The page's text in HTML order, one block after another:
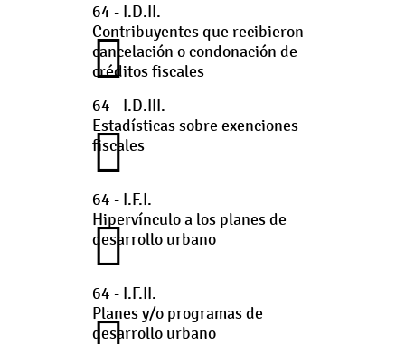
64 - I.D.II.
Contribuyentes que recibieron
cancelación o condonación de
créditos fiscales
64 - I.D.III.
Estadísticas sobre exenciones
fiscales
64 - I.F.I.
Hipervínculo a los planes de
desarrollo urbano
64 - I.F.II.
Planes y/o programas de
desarrollo urbano